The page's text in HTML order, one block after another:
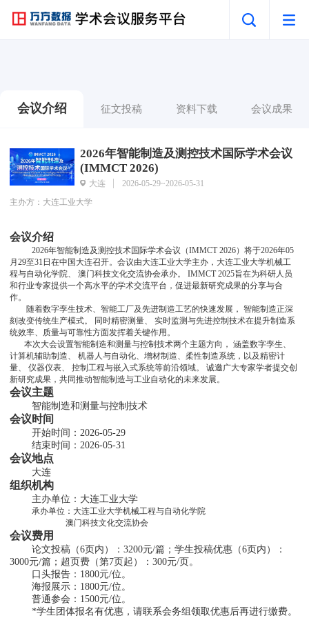
会议介绍 征文投稿 资料下载 会议成果
2026年智能制造及测控技术国际学术会议
(IMMCT 2026)
大连
2026-05-29~2026-05-31
主办方：大连工业大学
会议介绍
2026年智能制造及测控技术国际学术会议（IMMCT 2026）将于2026年05
月29至31日在中国大连召开。会议由大连工业大学主办，大连工业大学机械工
程与自动化学院、 澳门科技文化交流协会承办。 IMMCT 2025旨在为科研人员
和行业专家提供一个高水平的学术交流平台，促进最新研究成果的分享与合
作。
随着数字孪生技术、智能工厂及先进制造工艺的快速发展， 智能制造正深
刻改变传统生产模式。 同时精密测量、 实时监测与先进控制技术在提升制造系
统效率、质量与可靠性方面发挥着关键作用。
本次大会设置智能制造和测量与控制技术两个主题方向， 涵盖数字孪生、
计算机辅助制造、 机器人与自动化、增材制造、柔性制造系统，以及精密计
量、 仪器仪表、 控制工程与嵌入式系统等前沿领域。 诚邀广大专家学者提交创
新研究成果，共同推动智能制造与工业自动化的未来发展。
会议主题
智能制造和测量与控制技术
会议时间
开始时间：2026-05-29
结束时间：2026-05-31
会议地点
大连
组织机构
主办单位：大连工业大学
承办单位：大连工业大学机械工程与自动化学院
澳门科技文化交流协会
会议费用
论文投稿（6页内）：3200元/篇；学生投稿优惠（6页内）：
3000元/篇；超页费（第7页起）：300元/页。
口头报告：1800元/位。
海报展示：1800元/位。
普通参会：1500元/位。
*学生团体报名有优惠，请联系会务组领取优惠后再进行缴费。